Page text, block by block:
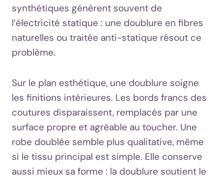
synthétiques génèrent souvent de
l’électricité statique : une doublure en fibres
naturelles ou traitée anti-statique résout ce
problème.
Sur le plan esthétique, une doublure soigne
les finitions intérieures. Les bords francs des
coutures disparaissent, remplacés par une
surface propre et agréable au toucher. Une
robe doublée semble plus qualitative, même
si le tissu principal est simple. Elle conserve
aussi mieux sa forme : la doublure soutient le